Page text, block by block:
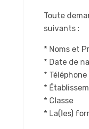
Toute
suivants :
* Noms et
* Date de
*
*
* Classe
* La(les)